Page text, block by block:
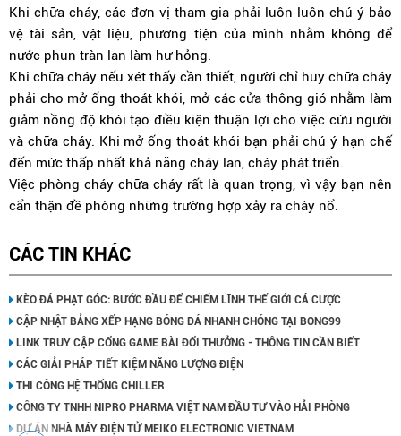
Khi chữa cháy, các đơn vị tham gia phải luôn luôn chú ý bảo
vệ tài sản, vật liệu, phương tiện của mình nhằm không để
nước phun tràn lan làm hư hỏng.
Khi chữa cháy nếu xét thấy cần thiết, người chỉ huy chữa cháy
phải cho mở ống thoát khói, mở các cửa thông gió nhằm làm
giảm nồng độ khói tạo điều kiện thuận lợi cho việc cứu người
và chữa cháy. Khi mở ống thoát khói bạn phải chú ý hạn chế
đến mức thấp nhất khả năng cháy lan, cháy phát triển.
Việc phòng cháy chữa cháy rất là quan trọng, vì vậy bạn nên
cẩn thận đề phòng những trường hợp xảy ra cháy nổ.
CÁC TIN KHÁC
KÈO ĐÁ PHẠT GÓC: BƯỚC ĐẦU ĐỂ CHIẾM LĨNH THẾ GIỚI CÁ CƯỢC
CẬP NHẬT BẢNG XẾP HẠNG BÓNG ĐÁ NHANH CHÓNG TẠI BONG99
LINK TRUY CẬP CỔNG GAME BÀI ĐỔI THƯỞNG - THÔNG TIN CẦN BIẾT
CÁC GIẢI PHÁP TIẾT KIỆM NĂNG LƯỢNG ĐIỆN
THI CÔNG HỆ THỐNG CHILLER
CÔNG TY TNHH NIPRO PHARMA VIỆT NAM ĐẦU TƯ VÀO HẢI PHÒNG
DỰ ÁN NHÀ MÁY ĐIỆN TỬ MEIKO ELECTRONIC VIETNAM